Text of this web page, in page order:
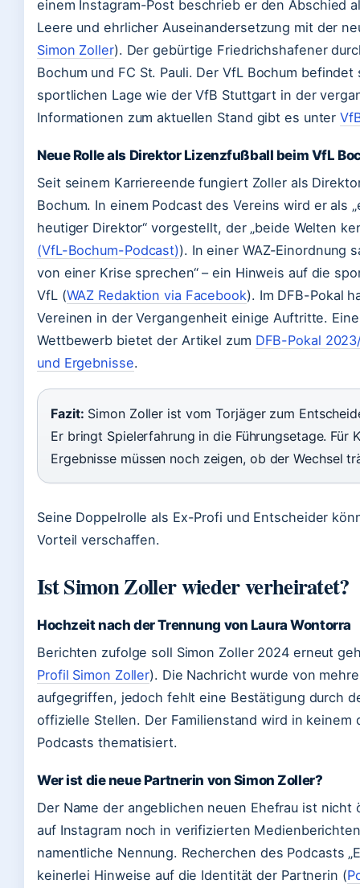
einem Instagram-Post beschrieb er den Abschied
Leere und ehrlicher Auseinandersetzung mit der
Simon Zoller). Der gebürtige Friedrichshafener
Bochum und FC St. Pauli. Der VfL Bochum
sportlichen Lage wie der VfB Stuttgart in der
Informationen zum aktuellen Stand gibt es unter
Neue Rolle als Direktor Lizenzfußball beim VfL
Seit seinem Karriereende fungiert Zoller als
Bochum. In einem Podcast des Vereins wird er als
heutiger Direktor“ vorgestellt, der „beide Welten
(VfL-Bochum-Podcast)). In einer WAZ-Einordnung
von einer Krise sprechen“ – ein Hinweis auf die
VfL (WAZ Redaktion via Facebook). Im DFB-Pokal
Vereinen in der Vergangenheit einige Auftritte.
Wettbewerb bietet der Artikel zum DFB-Pokal
und Ergebnisse.
Fazit: Simon Zoller ist vom Torjäger zum
Er bringt Spielerfahrung in die Führungsetage. Für
Ergebnisse müssen noch zeigen, ob der Wechsel
Seine Doppelrolle als Ex-Profi und Entscheider
Vorteil verschaffen.
Ist Simon Zoller wieder verheiratet?
Hochzeit nach der Trennung von Laura Wontorra
Berichten zufolge soll Simon Zoller 2024 erneut
Profil Simon Zoller). Die Nachricht wurde von
aufgegriffen, jedoch fehlt eine Bestätigung durch
offizielle Stellen. Der Familienstand wird in keinem
Podcasts thematisiert.
Wer ist die neue Partnerin von Simon Zoller?
Der Name der angeblichen neuen Ehefrau ist
auf Instagram noch in verifizierten
namentliche Nennung. Recherchen des Podcasts
keinerlei Hinweise auf die Identität der Partnerin (